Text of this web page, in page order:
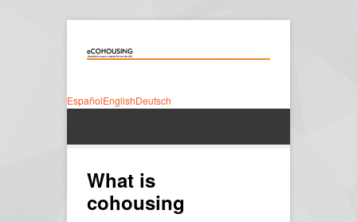
EspañolEnglishDeutsch
What is
cohousing